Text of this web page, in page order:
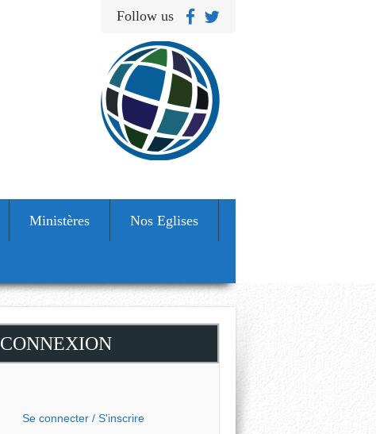
Follow us
Ministères Nos Eglises
CONNEXION
Se connecter / S'inscrire